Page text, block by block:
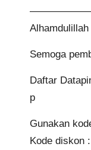
Semoga
Daftar
p
Gunakan
Kode diskon